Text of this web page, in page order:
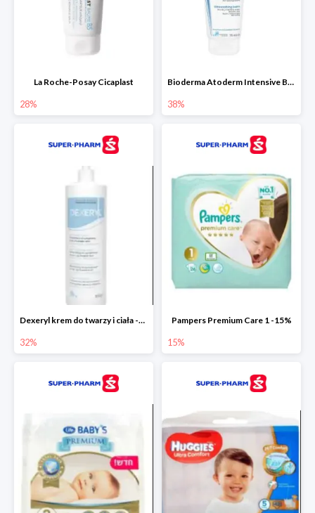
La Roche-Posay Cicaplast
28%
Bioderma Atoderm Intensive Baume
38%
Dexeryl krem do twarzy i ciała -32%
32%
Pampers Premium Care 1 -15%
15%